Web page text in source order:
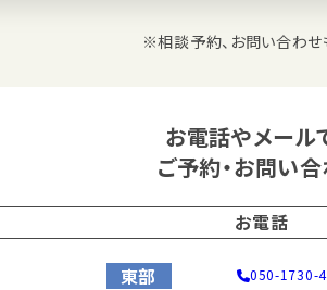
※相談予約、お問い合わせ
お電話やメール
ご予約・お問い
お電話
東部 050-1730-